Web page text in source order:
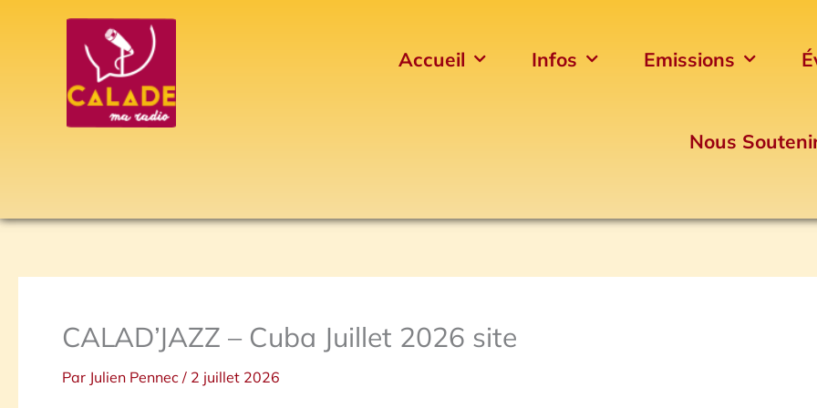
Accueil Infos Emissions
Nous
CALAD’JAZZ – Cuba Juillet 2026 site
Par Julien Pennec / 2 juillet 2026